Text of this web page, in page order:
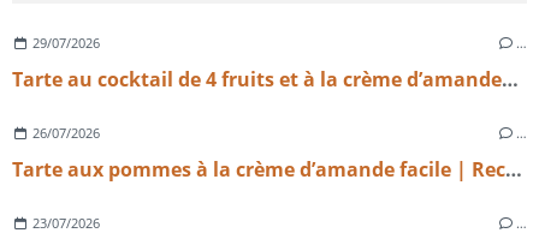
29/07/2026 …
Tarte au cocktail de 4 fruits et à la crème d’amandes légère
26/07/2026 …
Tarte aux pommes à la crème d’amande facile | Recette maison gourmande
23/07/2026 …